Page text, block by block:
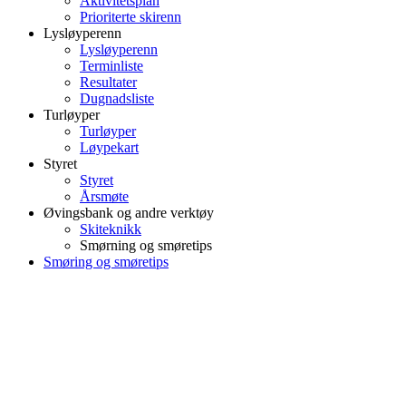
Prioriterte skirenn
Lysløyperenn
Lysløyperenn
Terminliste
Resultater
Dugnadsliste
Turløyper
Turløyper
Løypekart
Styret
Styret
Årsmøte
Øvingsbank og andre verktøy
Skiteknikk
Smørning og smøretips
Smøring og smøretips